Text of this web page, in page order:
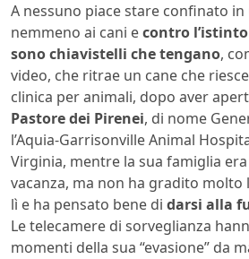
A nessuno piace stare confinato
nemmeno ai cani econtro
sono chiavistelli che tengano,
video, che ritrae un cane che
clinica per animali, dopo aver
Pastore dei Pirenei, di nome
l’Aquia-Garrisonville Animal
Virginia, mentre la sua famiglia
vacanza, ma non ha gradito molto
lì e ha pensato bene di darsi alla
Le telecamere di sorveglianza
momenti della sua “evasione” da